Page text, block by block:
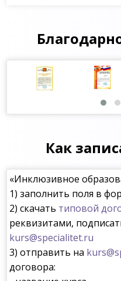
Как
«Инклюзивное
1) заполнить поля в
2) скачать типовой
реквизитами,
kurs@specialitet.ru
3) отправить на
договора: